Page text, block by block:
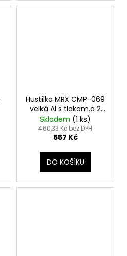
Hustilka MRX CMP-069
velká Al s tlakom.a 2
konc.
Skladem (1 ks)
460,33 Kč bez DPH
557 Kč
DO KOŠÍKU